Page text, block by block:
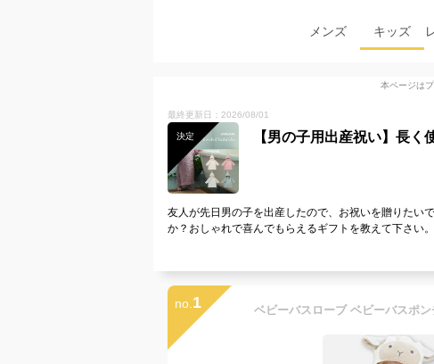
メンズ キッズ
本ページは
最終更新日：2026/08/01
決定 【男の子用出産祝い】長く
友人が先日男の子を出産したので、お祝いを贈りたい
か？おしゃれで喜んでもらえるギフトを教えて下さい
no. 1